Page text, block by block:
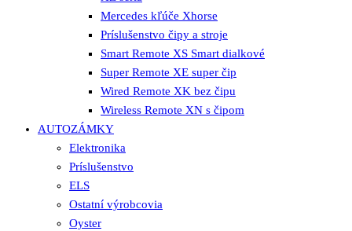
Mercedes kľúče Xhorse
Príslušenstvo čipy a stroje
Smart Remote XS Smart dialkové
Super Remote XE super čip
Wired Remote XK bez čipu
Wireless Remote XN s čipom
AUTOZÁMKY
Elektronika
Príslušenstvo
ELS
Ostatní výrobcovia
Oyster